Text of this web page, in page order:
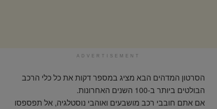
ADVERTISEMENT
הסרטון המדהים הבא מציג במספר דקות את כל כלי הרכב
הבולטים ביותר ב-100 השנים האחרונות.
אם אתם חובבי רכב מושבעים ואוהבי נוסטלגיה, אל תפספסו